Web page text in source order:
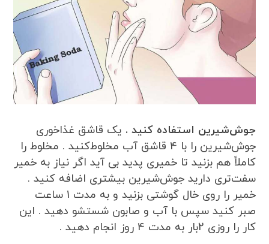
جوش‌شیرین استفاده کنید . یک قاشق غذاخوری
جوش‌شیرین را با 4 قاشق آب مخلوط‌کنید . مخلوط را
کاملاً هم بزنید تا خمیری پدید بی آید اگر نیاز به خمیر
سفت‌تری دارید جوش‌شیرین بیشتری اضافه کنید .
خمیر را روی خال گوشتی بزنید و به مدت 1 ساعت
صبر کنید سپس با آب و صابون شستشو دهید . این
کار را روزی 2بار به مدت 4 روز انجام دهید .